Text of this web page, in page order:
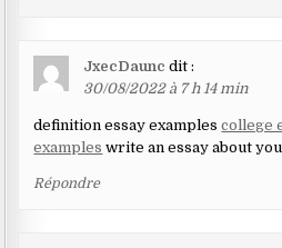
JxecDaunc dit :
30/08/2022 à 7 h 14 min
definition essay examplescollege
examples write an essay about
Répondre